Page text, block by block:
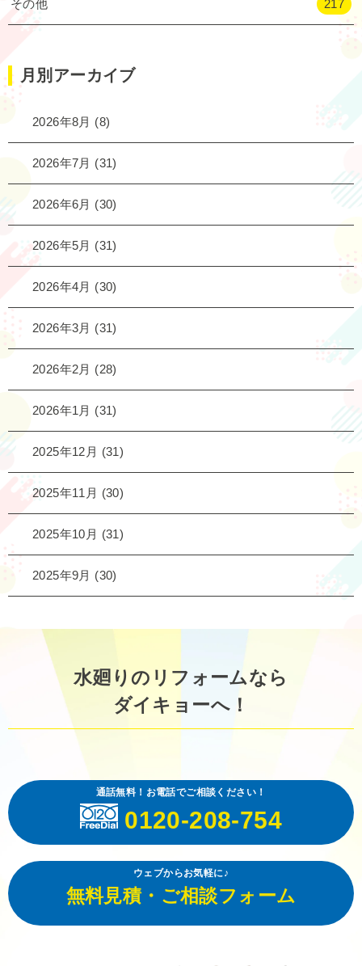
その他 217
月別アーカイブ
2026年8月 (8)
2026年7月 (31)
2026年6月 (30)
2026年5月 (31)
2026年4月 (30)
2026年3月 (31)
2026年2月 (28)
2026年1月 (31)
2025年12月 (31)
2025年11月 (30)
2025年10月 (31)
2025年9月 (30)
水廻りのリフォームなら
ダイキョーへ！
通話無料！お電話でご相談ください！
0120-208-754
ウェブからお気軽に♪
無料見積・ご相談フォーム